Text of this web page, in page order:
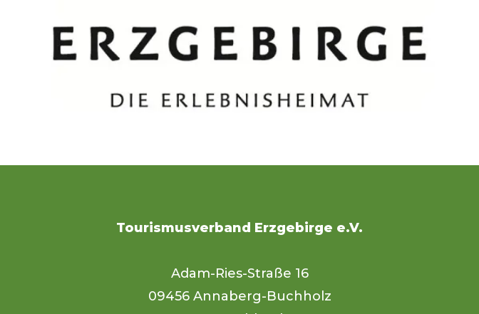
Tourismusverband Erzgebirge e.V.
Adam-Ries-Straße 16
09456 Annaberg-Buchholz